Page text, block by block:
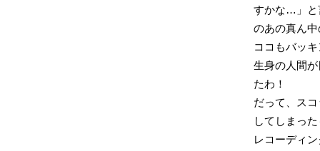
すかな…」と
のあの真ん
ココもバッ
生身の人間
たわ！
だって、ス
してしまっ
レコーディ